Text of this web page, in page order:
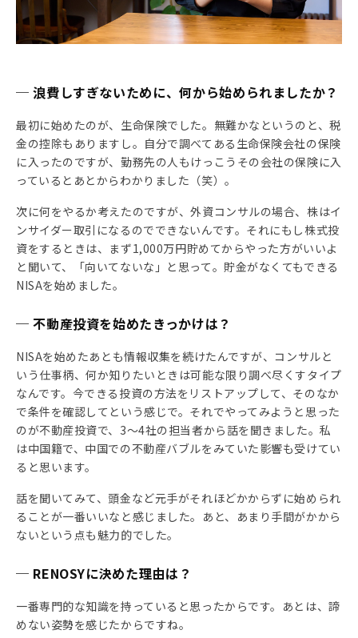
─ 浪費しすぎないために、何から始められましたか？
最初に始めたのが、生命保険でした。無難かなというのと、税
金の控除もありますし。自分で調べてある生命保険会社の保険
に入ったのですが、勤務先の人もけっこうその会社の保険に入
っているとあとからわかりました（笑）。
次に何をやるか考えたのですが、外資コンサルの場合、株はイ
ンサイダー取引になるのでできないんです。それにもし株式投
資をするときは、まず1,000万円貯めてからやった方がいいよ
と聞いて、「向いてないな」と思って。貯金がなくてもできる
NISAを始めました。
─ 不動産投資を始めたきっかけは？
NISAを始めたあとも情報収集を続けたんですが、コンサルと
いう仕事柄、何か知りたいときは可能な限り調べ尽くすタイプ
なんです。今できる投資の方法をリストアップして、そのなか
で条件を確認してという感じで。それでやってみようと思った
のが不動産投資で、3〜4社の担当者から話を聞きました。私
は中国籍で、中国での不動産バブルをみていた影響も受けてい
ると思います。
話を聞いてみて、頭金など元手がそれほどかからずに始められ
ることが一番いいなと感じました。あと、あまり手間がかから
ないという点も魅力的でした。
─ RENOSYに決めた理由は？
一番専門的な知識を持っていると思ったからです。あとは、諦
めない姿勢を感じたからですね。